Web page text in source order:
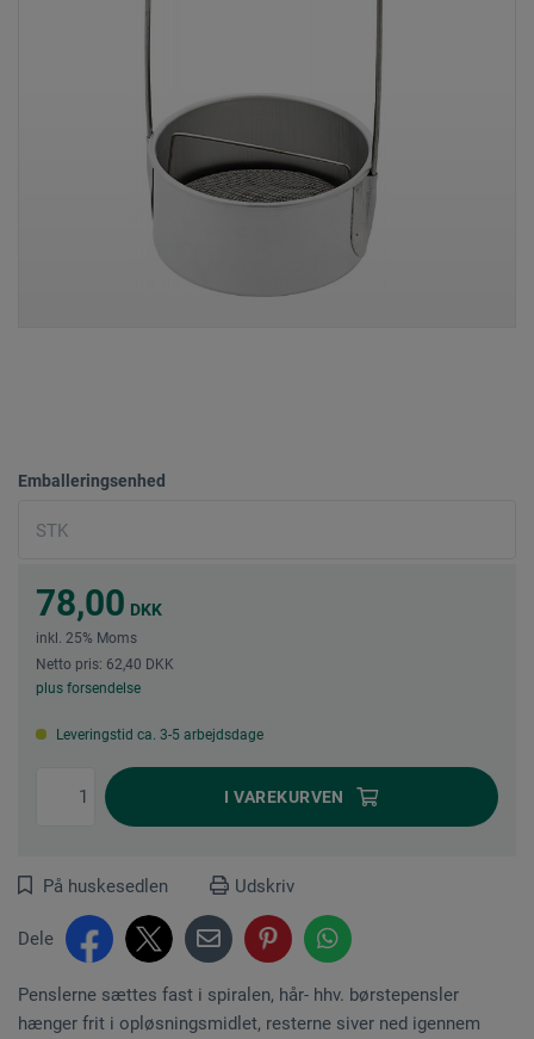
Emballeringsenhed
78,00 DKK
inkl. 25% Moms
Netto pris: 62,40 DKK
plus forsendelse
Leveringstid ca. 3-5 arbejdsdage
I VAREKURVEN
På huskesedlen Udskriv
Dele
Penslerne sættes fast i spiralen, hår- hhv. børstepensler
hænger frit i opløsningsmidlet, resterne siver ned igennem